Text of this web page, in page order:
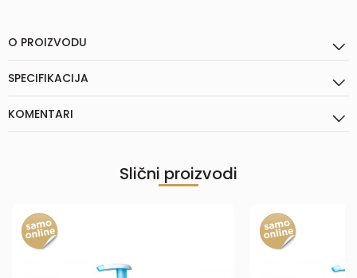
O PROIZVODU
SPECIFIKACIJA
KOMENTARI
Slični proizvodi